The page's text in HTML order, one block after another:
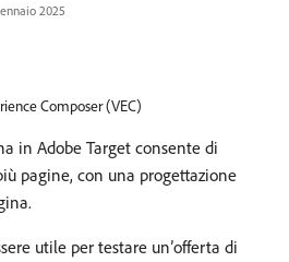
2025
Composer (VEC)
in Adobe Target consente di
pagine, con una progettazione
utile per testare un’offerta di